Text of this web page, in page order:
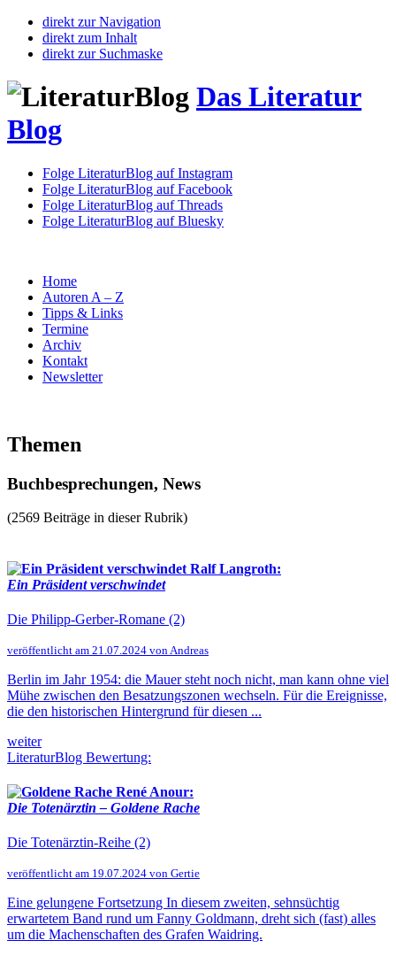
direkt zur Navigation
direkt zum Inhalt
direkt zur Suchmaske
Das Literatur
Blog
Folge LiteraturBlog auf Instagram
Folge LiteraturBlog auf Facebook
Folge LiteraturBlog auf Threads
Folge LiteraturBlog auf Bluesky
Home
Autoren A – Z
Tipps & Links
Termine
Archiv
Kontakt
Newsletter
Themen
Buchbesprechungen, News
(2569 Beiträge in dieser Rubrik)
Ralf Langroth:
Ein Präsident verschwindet
Die Philipp-Gerber-Romane (2)
veröffentlicht am 21.07.2024 von Andreas
Berlin im Jahr 1954: die Mauer steht noch nicht, man kann ohne viel
Mühe zwischen den Besatzungszonen wechseln. Für die Ereignisse,
die den historischen Hintergrund für diesen ...
weiter
LiteraturBlog Bewertung:
René Anour:
Die Totenärztin – Goldene Rache
Die Totenärztin-Reihe (2)
veröffentlicht am 19.07.2024 von Gertie
Eine gelungene Fortsetzung In diesem zweiten, sehnsüchtig
erwartetem Band rund um Fanny Goldmann, dreht sich (fast) alles
um die Machenschaften des Grafen Waidring.